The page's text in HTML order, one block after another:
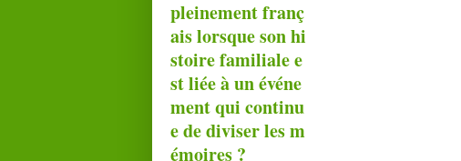
pleinement franç
ais lorsque son hi
stoire familiale e
st liée à un événe
ment qui continu
e de diviser les m
émoires ?